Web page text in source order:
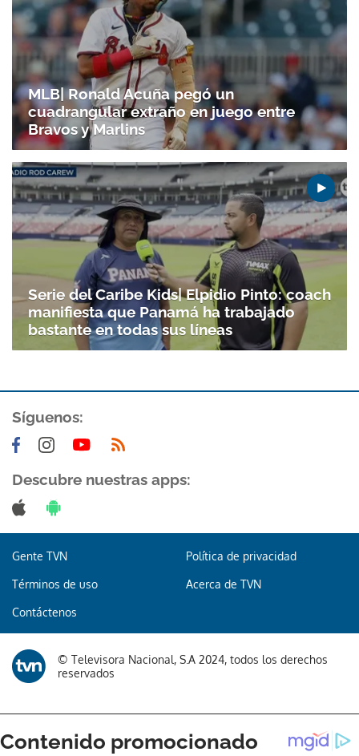
Gracias por suscribirte a nuestro boletín.
MLB| Ronald Acuña pegó un
cuadrangular extraño en juego entre
Bravos y Marlins
Serie del Caribe Kids| Elpidio Pinto: coach
manifiesta que Panamá ha trabajado
bastante en todas sus líneas
Síguenos:
Descubre nuestras apps:
Gente TVN Política de privacidad
Términos de uso Acerca de TVN
Contáctenos
© Televisora Nacional, S.A 2024, todos los derechos
reservados